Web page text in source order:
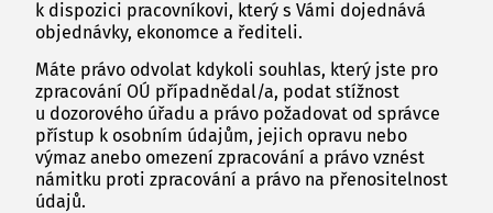
k dispozici pracovníkovi, který s Vámi dojednává
objednávky, ekonomce a řediteli.
Máte právo odvolat kdykoli souhlas, který jste pro
zpracování OÚ případnědal/a, podat stížnost
u dozorového úřadu a právo požadovat od správce
přístup k osobním údajům, jejich opravu nebo
výmaz anebo omezení zpracování a právo vznést
námitku proti zpracování a právo na přenositelnost
údajů.